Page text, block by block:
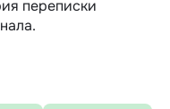
переписки